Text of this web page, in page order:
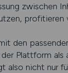
zwischen
profitieren
den
Plattform als
also nicht nur